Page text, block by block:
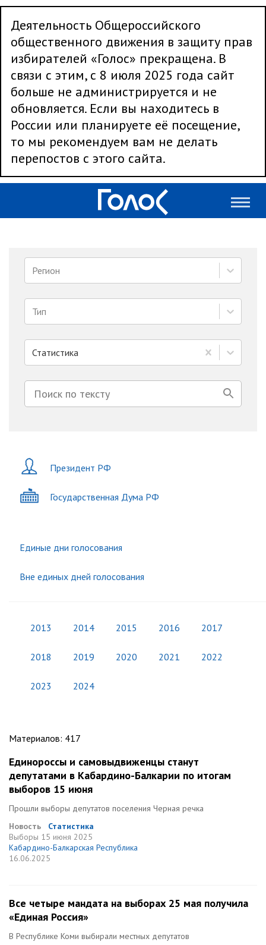
Деятельность Общероссийского
общественного движения в защиту прав
избирателей «Голос» прекращена. В
связи с этим, с 8 июля 2025 года сайт
больше не администрируется и не
обновляется. Если вы находитесь в
России или планируете её посещение,
то мы рекомендуем вам не делать
перепостов с этого сайта.
Регион
Тип
Статистика
Президент РФ
Государственная Дума РФ
Единые дни голосования
Вне единых дней голосования
2013 2014 2015 2016 2017
2018 2019 2020 2021 2022
2023 2024
Материалов: 417
Единороссы и самовыдвиженцы станут
депутатами в Кабардино-Балкарии по итогам
выборов 15 июня
Прошли выборы депутатов поселения Черная речка
Новость
Статистика
Выборы 15 июня 2025
Кабардино-Балкарская Республика
16.06.2025
Все четыре мандата на выборах 25 мая получила
«Единая Россия»
В Республике Коми выбирали местных депутатов